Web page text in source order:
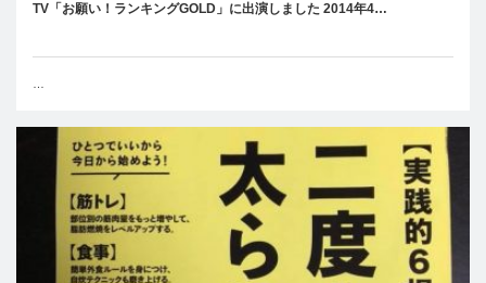
TV「お願い！ランキングGOLD」に出演しました 2014年4…
…